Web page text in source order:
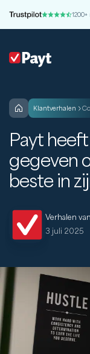
klantverhalen
Payt
gegeven
beste in
Verhalen
3 juli 2025